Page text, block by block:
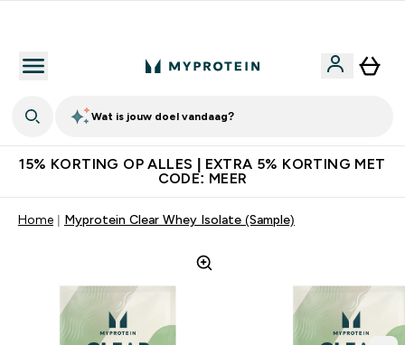
Wat is jouw doel vandaag?
15% KORTING OP ALLES | EXTRA 5% KORTING MET
CODE: MEER
Home Myprotein Clear Whey Isolate (Sample)